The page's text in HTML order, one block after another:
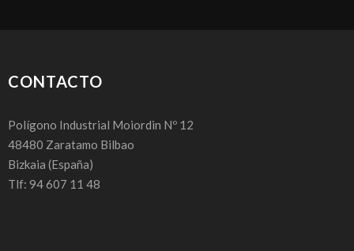
CONTACTO
Polígono Industrial Moiordin Nº 12
48480 Zaratamo Bilbao
Bizkaia (España)
Tlf: 94 607 11 48